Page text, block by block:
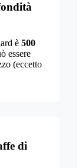
è 500
essere
(eccetto
di